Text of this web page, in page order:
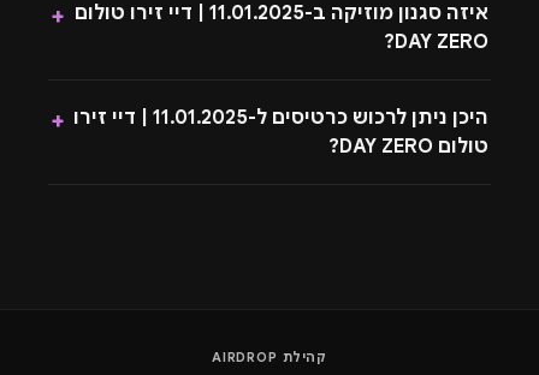
איזה סגנון מוזיקה ב-11.01.2025 | דיי זירו טולום
DAY ZERO?
+
היכן ניתן לרכוש כרטיסים ל-11.01.2025 | דיי זירו
טולום DAY ZERO?
+
קהילת AIRDROP